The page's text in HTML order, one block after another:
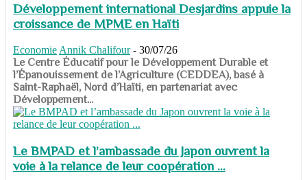
Développement international Desjardins appuie la
croissance de MPME en Haïti
Economie Annik Chalifour - 30/07/26
​​​​​​​Le Centre Éducatif pour le Développement Durable et
l’Épanouissement de l’Agriculture (CEDDEA), basé à
Saint-Raphaël, Nord d’Haïti, en partenariat avec
Développement...
Le BMPAD et l’ambassade du Japon ouvrent la
voie à la relance de leur coopération ...